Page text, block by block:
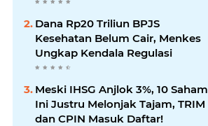
Dana Rp20 Triliun BPJS
Kesehatan Belum Cair, Menkes
Ungkap Kendala Regulasi
Meski IHSG Anjlok 3%, 10 Saham
Ini Justru Melonjak Tajam, TRIM
dan CPIN Masuk Daftar!